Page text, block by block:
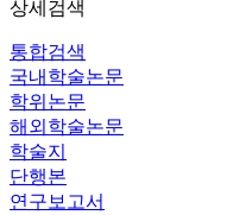
상세검색
통합검색
국내학술논문
학위논문
해외학술논문
학술지
단행본
연구보고서